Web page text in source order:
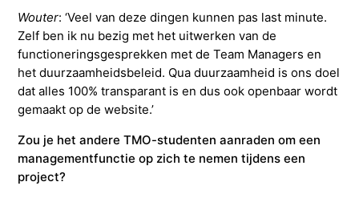
Wouter: ‘Veel van deze dingen kunnen pas last minute.
Zelf ben ik nu bezig met het uitwerken van de
functioneringsgesprekken met de Team Managers en
het duurzaamheidsbeleid. Qua duurzaamheid is ons doel
dat alles 100% transparant is en dus ook openbaar wordt
gemaakt op de website.’
Zou je het andere TMO-studenten aanraden om een
managementfunctie op zich te nemen tijdens een
project?